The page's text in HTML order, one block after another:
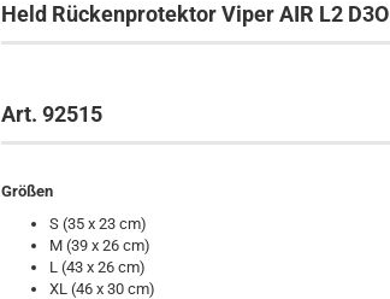
Held Rückenprotektor Viper AIR L2 D3O
Art. 92515
Größen
S (35 x 23 cm)
M (39 x 26 cm)
L (43 x 26 cm)
XL (46 x 30 cm)